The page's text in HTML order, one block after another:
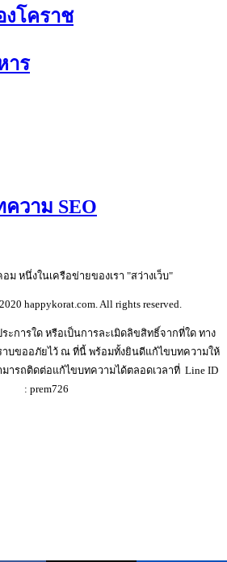
งโคราช
าร
วาม SEO
ม หนึ่งในเครือข่ายของเรา "สว่างเว็บ"
happykorat.com. All rights reserved.
การใด หรือเป็นการละเมิดลิขสิทธิ์จากที่ใด ทาง
าบขออภัยไว้ ณ ที่นี้ พร้อมทั้งยินดีแก้ไขบทความให้
มารถติดต่อแก้ไขบทความได้ตลอดเวลาที่ Line ID
: prem726